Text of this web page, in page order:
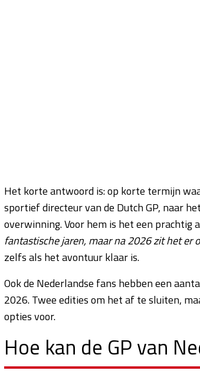
Het korte antwoord is: op korte termijn
sportief directeur van de Dutch GP, naar
overwinning. Voor hem is het een
fantastische jaren, maar na 2026 zit het er
zelfs als het avontuur klaar is.
Ook de Nederlandse fans hebben een
2026. Twee edities om het af te sluiten,
opties voor.
Hoe kan de GP van